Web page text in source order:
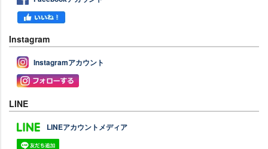
Instagram
Instagramアカウント
LINE
LINEアカウントメディア